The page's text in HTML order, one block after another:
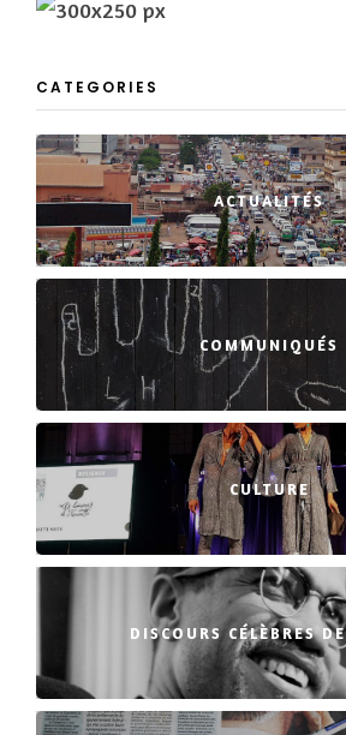
CATEGORIES
ACTUALITÉS
COMMUNIQUÉS
CULTURE
DISCOURS CÉLÈBRES